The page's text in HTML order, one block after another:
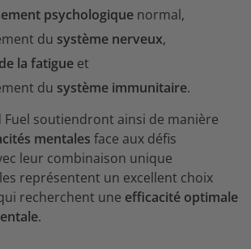
psychologique normal,
du système nerveux,
la fatigue et
du système immunitaire.
Fuel soutiendront ainsi de manière
mentales face aux défis
leur combinaison unique
représentent un excellent choix
recherchent une efficacité optimale
.